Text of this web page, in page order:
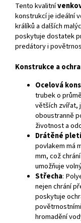
Tento kvalitní
konstrukcí je ideální
králíků a dalších
poskytuje dostatek
predátory i
Konstrukce a
Ocelová
trubek o
větších zvířat,
oboustranně
životnost a
Drátěné
povlakem má
mm, což
umožňuje
Střecha:
nejen chrání
poskytuje
hromadění